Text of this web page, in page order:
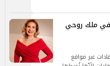
في ملك روحي
عبر مواقع